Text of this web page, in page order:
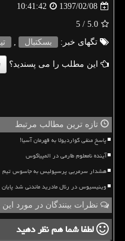
1397/02/08
10:41:42
5.0
/ 5
تگهای خبر:
بسكتبال ,
این مطلب را می پسندید؟
تازه ترین مطالب مرتبط
پاسخ منفی گواردیولا به قهرمان آسیا!
آینده نامعلوم طارمی در المپیاکوس
هشدار سرمربی پرسپولیس به جاسوس تیم
وینیسیوس در رئال مادرید ماندنی شد
نظرات بینندگان در مورد
لطفا شما همنظر دهید